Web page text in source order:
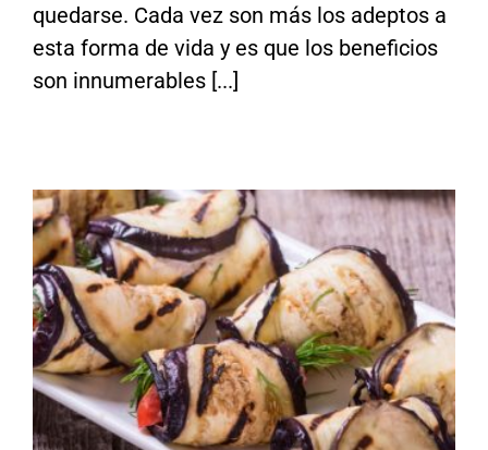
quedarse. Cada vez son más los adeptos a
esta forma de vida y es que los beneficios
son innumerables [...]
¿Conoces los beneficios de la berenjena?